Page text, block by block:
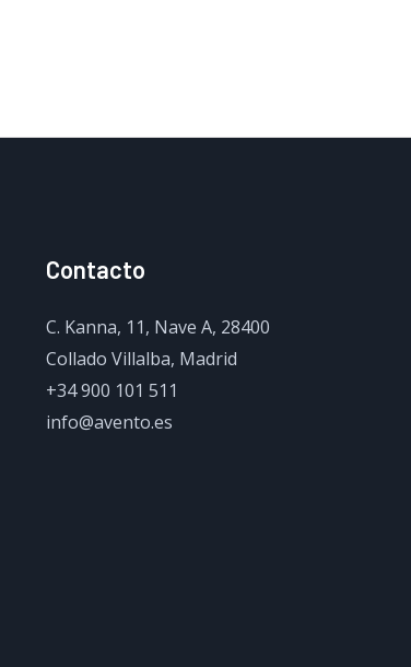
Contacto
C. Kanna, 11, Nave A, 28400
Collado Villalba, Madrid
+34 900 101 511
info@avento.es